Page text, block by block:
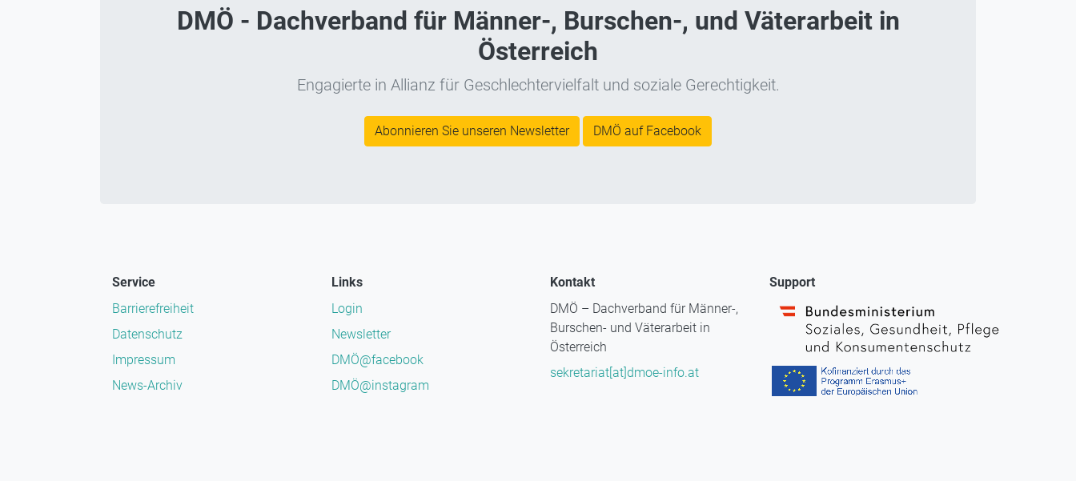
DMÖ - Dachverband für Männer-, Burschen-, und Väterarbeit in
Österreich
Engagierte in Allianz für Geschlechtervielfalt und soziale Gerechtigkeit.
Abonnieren Sie unseren Newsletter DMÖ auf Facebook
Service
Barrierefreiheit
Datenschutz
Impressum
News-Archiv
Links
Login
Newsletter
DMÖ@facebook
DMÖ@instagram
Kontakt
DMÖ – Dachverband für Männer-,
Burschen- und Väterarbeit in
Österreich
sekretariat[at]dmoe-info.at
Support